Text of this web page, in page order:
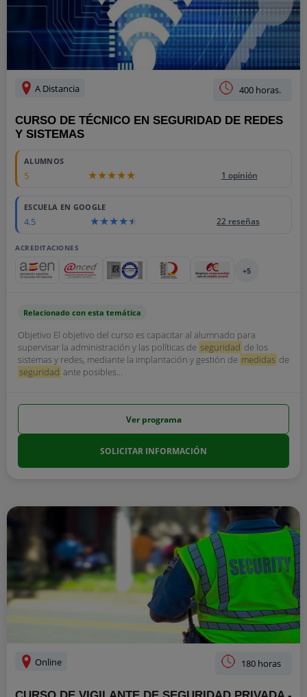
A Distancia 400 horas.
CURSO DE TÉCNICO EN SEGURIDAD DE REDES
Y SISTEMAS
ALUMNOS
5 1 opinión
ESCUELA EN GOOGLE
4.5 22 reseñas
ACREDITACIONES
+5
Relacionado con esta temática
Objetivo El objetivo del curso es capacitar al alumnado para
supervisar la administración y las políticas de seguridad de los
sistemas y redes, mediante la implantación y gestión de medidas de
seguridad ante posibles...
Ver programa
SOLICITAR INFORMACIÓN
Online 180 horas